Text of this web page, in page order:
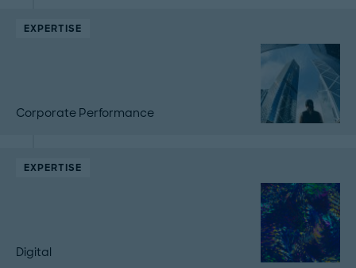
EXPERTISE
Corporate Performance
EXPERTISE
Digital